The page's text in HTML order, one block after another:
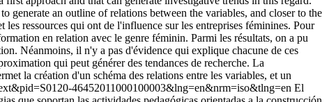
generate an outline of relations between the variables, and closer to the
ressources qui ont de l'influence sur les entreprises féminines. Pour
en relation avec le genre féminin. Parmi les résultats, on a pu
Néanmoins, il n'y a pas d'évidence qui explique chacune de ces
qui peut générer des tendances de recherche. La
la création d'un schéma des relations entre les variables, et un
46452011000100003&lng=en&nrm=iso&tlng=en El